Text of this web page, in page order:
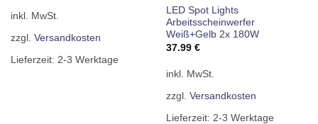
inkl. MwSt.
zzgl. Versandkosten
Lieferzeit: 2-3 Werktage
LED Spot Lights
Arbeitsscheinwerfer
Weiß+Gelb 2x 180W
37.99 €
inkl. MwSt.
zzgl. Versandkosten
Lieferzeit: 2-3 Werktage